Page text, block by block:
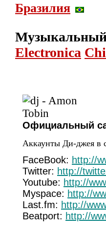
Бразилия
Музыкальный
Electronica
Официальный
Аккаунты Ди-джея в
FaceBook: http://
Twitter: http://
Youtube: http://
Myspace: http://
Last.fm: http://
Beatport: http://